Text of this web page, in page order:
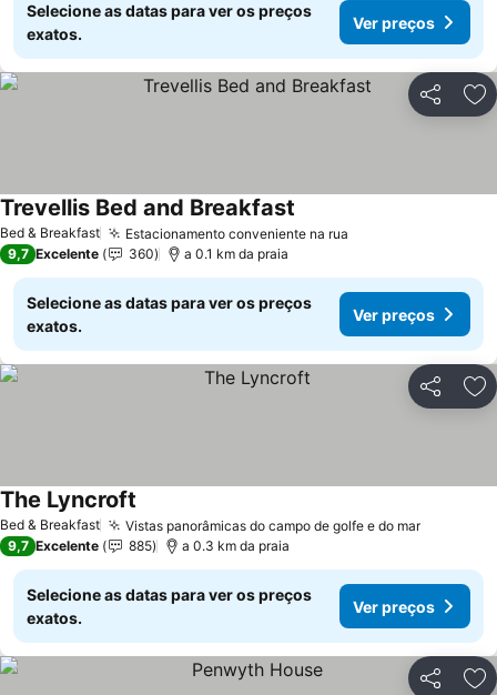
Selecione as datas para ver os preços
exatos.
Ver preços
Partilhar
Bed & Breakfast Estacionamento conveniente na rua
Trevellis Bed and Breakfast
9,7 Excelente 360 a 0.1 km da praia
Selecione as datas para ver os preços
exatos.
Ver preços
Partilhar
Bed & Breakfast Vistas panorâmicas do campo de golfe e do mar
The Lyncroft
9,7 Excelente 885 a 0.3 km da praia
Selecione as datas para ver os preços
exatos.
Ver preços
Partilhar